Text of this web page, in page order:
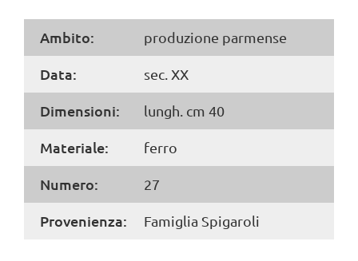
Ambito: produzione parmense
Data: sec. XX
Dimensioni: lungh. cm 40
Materiale: ferro
Numero: 27
Provenienza: Famiglia Spigaroli